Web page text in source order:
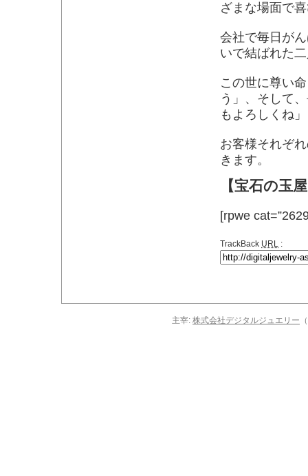
ざまな場面で
会社で毎日が
いで結ばれた
この世に尊い
う」、そして
もよろしくね
お客様それぞ
きます。
【宝石の玉
[rpwe
TrackBack URL :
主宰: 株式会社デジタルジュエリー